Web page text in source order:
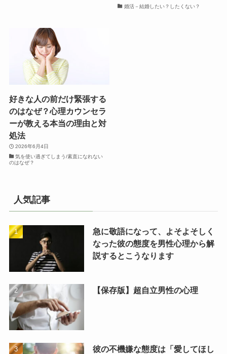
婚活－結婚したい？したくない？
好きな人の前だけ緊張する
のはなぜ？心理カウンセラ
ーが教える本当の理由と対
処法
2026年6月4日
気を使い過ぎてしまう/素直になれない
のはなぜ？
人気記事
急に敬語になって、よそよそしく
なった彼の態度を男性心理から解
説するとこうなります
【保存版】超自立男性の心理
彼の不機嫌な態度は「愛してほし